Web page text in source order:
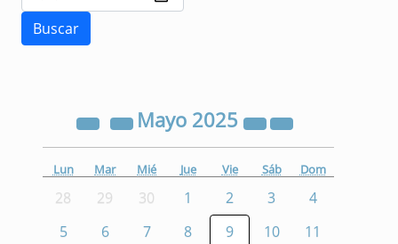
Mayo 2025
Lun Mar Mié Jue Vie Sáb Dom
28 29 30 1 2 3
4
5
6 7 8 9 10
11